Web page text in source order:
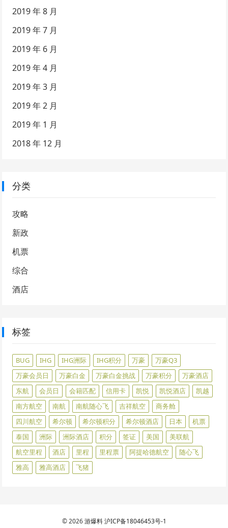
2019 年 8 月
2019 年 7 月
2019 年 6 月
2019 年 4 月
2019 年 3 月
2019 年 2 月
2019 年 1 月
2018 年 12 月
分类
攻略
新政
机票
综合
酒店
标签
BUG IHG IHG洲际 IHG积分 万豪
万豪Q3
万豪会员日
万豪白金 万豪白金挑战 万豪积分
万豪酒店
东航
会员日 会籍匹配 信用卡 凯悦 凯悦酒店
凯越
南方航空
南航 南航随心飞 吉祥航空
商务舱
四川航空
希尔顿 希尔顿积分 希尔顿酒店 日本
机票
泰国
洲际 洲际酒店 积分 签证 美国
美联航
航空里程
酒店 里程 里程票 阿提哈德航空
随心飞
雅高
雅高酒店 飞猪
© 2026游爆料 沪ICP备18046453号-1